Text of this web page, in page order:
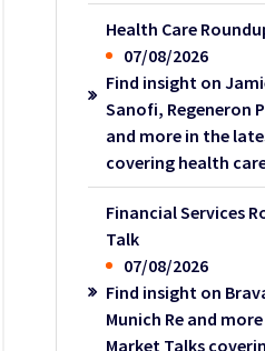
Health Care
07/08/2026
Find insight on
Sanofi, Regeneron
and more in the
covering health
Financial Services
Talk
07/08/2026
Find insight on
Munich Re and
Market Talks